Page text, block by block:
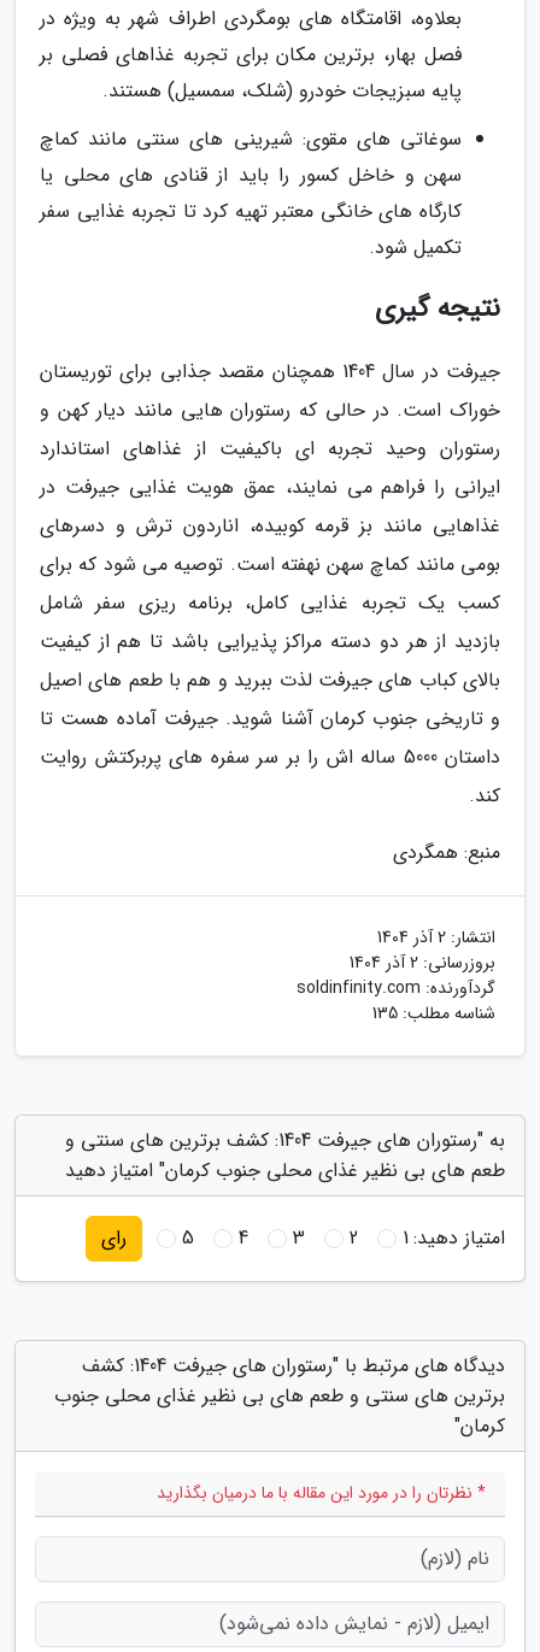
بعلاوه، اقامتگاه های بومگردی اطراف شهر به ویژه در
فصل بهار، برترین مکان برای تجربه غذاهای فصلی بر
پایه سبزیجات خودرو (شلک، سمسیل) هستند.
سوغاتی های مقوی: شیرینی های سنتی مانند کماچ
سهن و خاخل کسور را باید از قنادی های محلی یا
کارگاه های خانگی معتبر تهیه کرد تا تجربه غذایی سفر
تکمیل شود.
نتیجه گیری
جیرفت در سال 1404 همچنان مقصد جذابی برای توریستان
خوراک است. در حالی که رستوران هایی مانند دیار کهن و
رستوران وحید تجربه ای باکیفیت از غذاهای استاندارد
ایرانی را فراهم می نمایند، عمق هویت غذایی جیرفت در
غذاهایی مانند بز قرمه کوبیده، اناردون ترش و دسرهای
بومی مانند کماچ سهن نهفته است. توصیه می شود که برای
کسب یک تجربه غذایی کامل، برنامه ریزی سفر شامل
بازدید از هر دو دسته مراکز پذیرایی باشد تا هم از کیفیت
بالای کباب های جیرفت لذت ببرید و هم با طعم های اصیل
و تاریخی جنوب کرمان آشنا شوید. جیرفت آماده هست تا
داستان 5000 ساله اش را بر سر سفره های پربرکتش روایت
کند.
منبع: همگردی
انتشار: 2 آذر 1404
بروزرسانی: 2 آذر 1404
گردآورنده: soldinfinity.com
شناسه مطلب: 135
به "رستوران های جیرفت 1404: کشف برترین های سنتی و
طعم های بی نظیر غذای محلی جنوب کرمان" امتیاز دهید
امتیاز دهید:1
2
3
4
5 رای
دیدگاه های مرتبط با "رستوران های جیرفت 1404: کشف
برترین های سنتی و طعم های بی نظیر غذای محلی جنوب
کرمان"
* نظرتان را در مورد این مقاله با ما درمیان بگذارید